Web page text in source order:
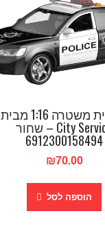
מכונית משטרה 1:16 מבית
City Service – שחור
6912300158494
₪70.00
הוספה לסל